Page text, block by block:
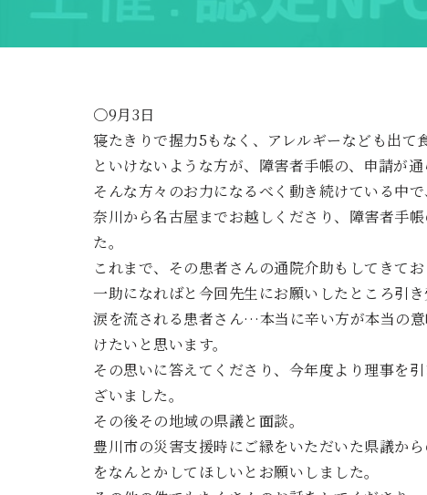
〇9月3日
寝たきりで握力5もなく、アレルギーなども出
といけないような方が、障害者手帳の、申請が
そんな方々のお力になるべく動き続けている中
奈川から名古屋までお越しくださり、障害者手
た。
これまで、その患者さんの通院介助もしてきて
一助になればと今回先生にお願いしたところ引
涙を流される患者さん…本当に辛い方が本当の
けたいと思います。
その思いに答えてくださり、今年度より理事を
ざいました。
その後その地域の県議と面談。
豊川市の災害支援時にご縁をいただいた県議か
をなんとかしてほしいとお願いしました。